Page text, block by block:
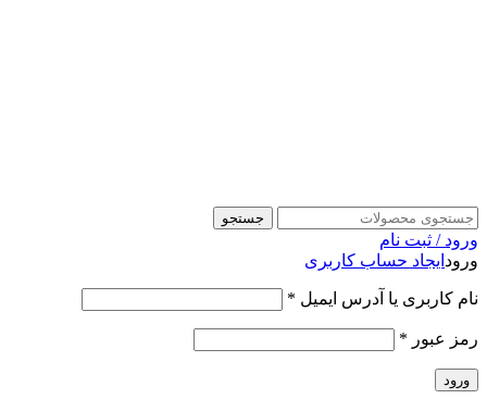
جستجو
ورود / ثبت نام
ورود ایجاد حساب کاربری
نام کاربری یا آدرس ایمیل *
رمز عبور *
ورود